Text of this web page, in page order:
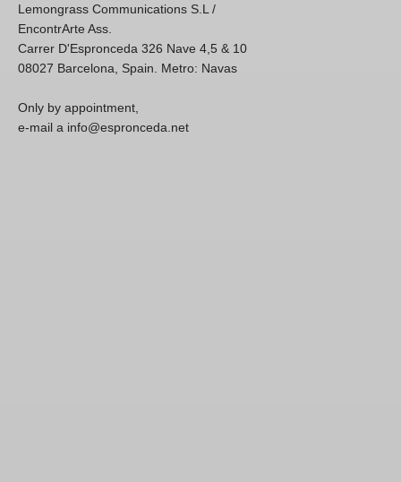
Lemongrass Communications S.L /
EncontrArte Ass.
Carrer D'Espronceda 326 Nave 4,5 & 10
08027 Barcelona, Spain. Metro: Navas
Only by appointment,
e-mail a info@espronceda.net